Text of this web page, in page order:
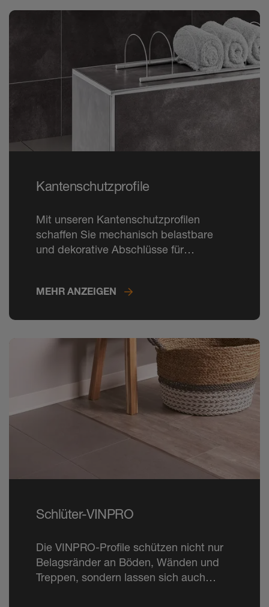
Kantenschutzprofile
Mit unseren Kantenschutzprofilen
schaffen Sie mechanisch belastbare
und dekorative Abschlüsse für
MEHR ANZEIGEN
Schlüter-VINPRO
Die VINPRO-Profile schützen nicht nur
Belagsränder an Böden, Wänden und
Treppen, sondern lassen sich auch